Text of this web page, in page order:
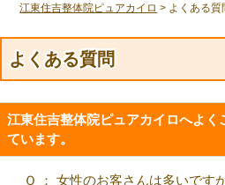
江東住吉整体院ピュアカイロ > よくある質
よくある質問
江東住吉整体院ピュアカイロへよく
ています。
Ｑ ： 女性のお客さんは多いです